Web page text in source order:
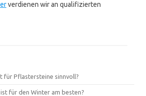
verdienen wir an qualifizierten
für Pflastersteine sinnvoll?
für den Winter am besten?